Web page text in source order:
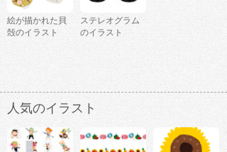
絵が描かれた貝
殻のイラスト
ステレオグラム
のイラスト
人気のイラスト